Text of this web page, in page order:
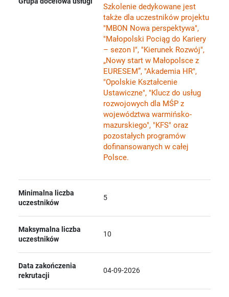
Szkolenie dedykowane jest
także dla uczestników projektu
"MBON Nowa perspektywa",
"Małopolski Pociąg do Kariery
– sezon I", "Kierunek Rozwój",
„Nowy start w Małopolsce z
EURESEM”, "Akademia HR",
"Opolskie Kształcenie
Ustawiczne", "Klucz do usług
rozwojowych dla MŚP z
województwa warmińsko-
mazurskiego", "KFS" oraz
pozostałych programów
dofinansowanych w całej
Polsce.
Minimalna liczba
uczestników
5
Maksymalna liczba
uczestników
10
Data zakończenia
rekrutacji
04-09-2026